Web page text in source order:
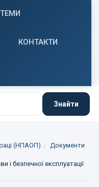
ТЕМИ
КОНТАКТИ
Знайти
(НПАОП)
Документи
безпечної експлуатації